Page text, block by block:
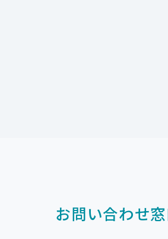
お問い合わせ